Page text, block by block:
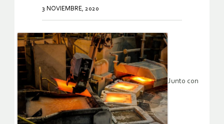
3 NOVIEMBRE, 2020
Junto con